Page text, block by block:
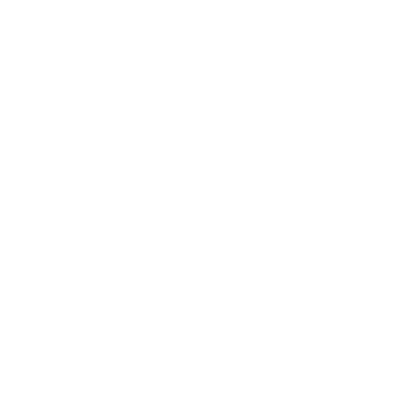
Helix First с сухим ротором. Установка закреплена на
50 литров. В комплект также входят упаковка,